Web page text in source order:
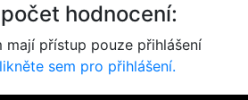
hodnocení:
mají přístup pouze přihlášení
sem pro přihlášení.